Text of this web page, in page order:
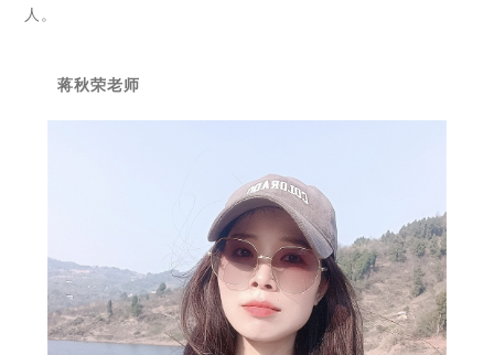
人。
蒋秋荣老师